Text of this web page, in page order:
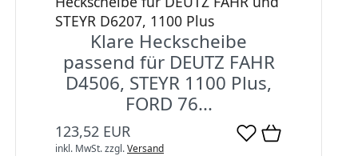
STEYR D6207, 1100 Plus
Klare Heckscheibe
passend für DEUTZ FAHR
D4506, STEYR 1100 Plus,
FORD 76...
123,52 EUR
inkl. MwSt.zzgl.Versand